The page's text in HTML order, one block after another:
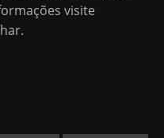
visite
.